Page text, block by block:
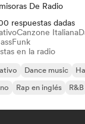
De Radio
respuestas dadas
Canzone Italiana
Funk
en la radio
Dance music
Rap en inglés R&B